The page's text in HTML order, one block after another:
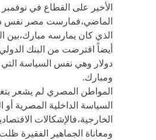
الأخير على القطاع في نوفمبر
الماضي،فمارست مصر نفس
الذي كان يمارسه مبارك،بين
دولار وهي نفس السياسة التي
ومبارك.
المواطن المصري لم يشعر
السياسة الداخلية المصرية أو
الخارجية،فالإشكالات
ومعاناة الجماهير الفقيرة